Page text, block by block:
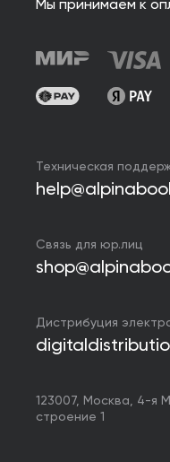
Мы принимаем к
Техническая
Связь для юр.лиц
Дистрибуция
123007, Москва, 4-я
строение 1